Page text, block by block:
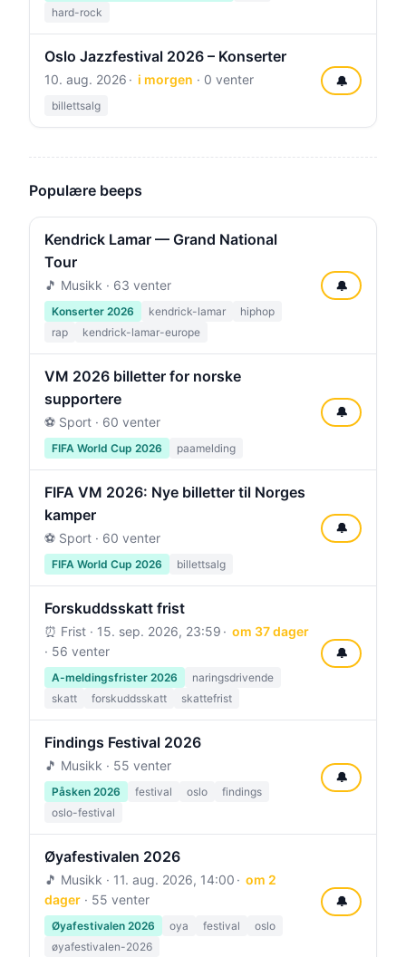
hard-rock
Oslo Jazzfestival 2026 – Konserter
10. aug. 2026 i morgen · 0 venter
billettsalg
🔔
Populære beeps
Kendrick Lamar — Grand National
Tour
🎵 Musikk · 63 venter
Konserter 2026 kendrick-lamar
hiphop
rap
kendrick-lamar-europe
🔔
VM 2026 billetter for norske
supportere
⚽ Sport · 60 venter
FIFA World Cup 2026 paamelding
🔔
FIFA VM 2026: Nye billetter til Norges
kamper
⚽ Sport · 60 venter
FIFA World Cup 2026 billettsalg
🔔
Forskuddsskatt frist
⏰ Frist · 15. sep. 2026, 23:59
om 37 dager
· 56 venter
A-meldingsfrister 2026
naringsdrivende
skatt
forskuddsskatt skattefrist
🔔
Findings Festival 2026
🎵 Musikk · 55 venter
Påsken 2026 festival oslo
findings
oslo-festival
🔔
Øyafestivalen 2026
🎵 Musikk · 11. aug. 2026, 14:00
om 2
dager · 55 venter
Øyafestivalen 2026 oya festival
oslo
øyafestivalen-2026
🔔